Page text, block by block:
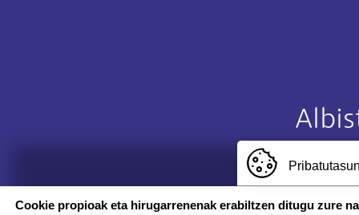
Cookie propioak eta hirugarrenenak erabiltzen ditugu zure